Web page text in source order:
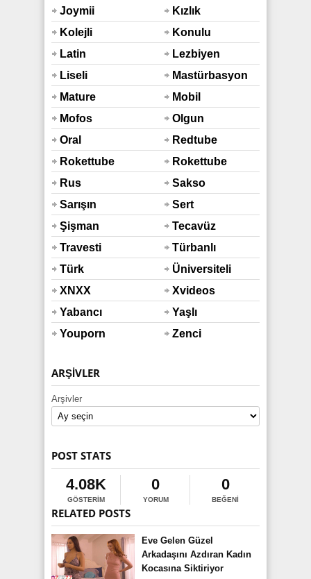
Sex
Joymii
Kızlık
Bozma
Kolejli
Konulu
Latin
Lezbiyen
Liseli
Mastürbasyon
Mature
Mobil
Mofos
Olgun
Oral
Redtube
Rokettube
Rokettube
Mobil
Rus
Sakso
Sarışın
Sert
Şişman
Tecavüz
Travesti
Türbanlı
Türk
Üniversiteli
XNXX
Xvideos
Yabancı
Yaşlı
Youporn
Zenci
ARŞIVLER
Arşivler
POST STATS
4.08K
GÖSTERIM
0
YORUM
0
BEĞENI
RELATED POSTS
Eve Gelen Güzel
Arkadaşını Azdıran Kadın
Kocasına Siktiriyor